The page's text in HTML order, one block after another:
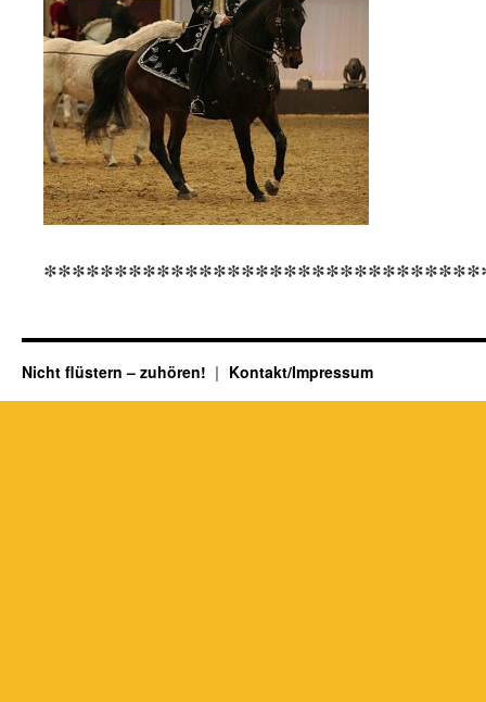
Nicht flüstern – zuhören! Kontakt/Impressum